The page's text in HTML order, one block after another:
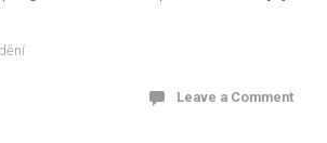
Leave a Comment